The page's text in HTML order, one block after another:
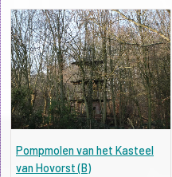
Pompmolen van het Kasteel
van Hovorst (B)